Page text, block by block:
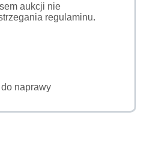
aukcji nie
regulaminu.
naprawy